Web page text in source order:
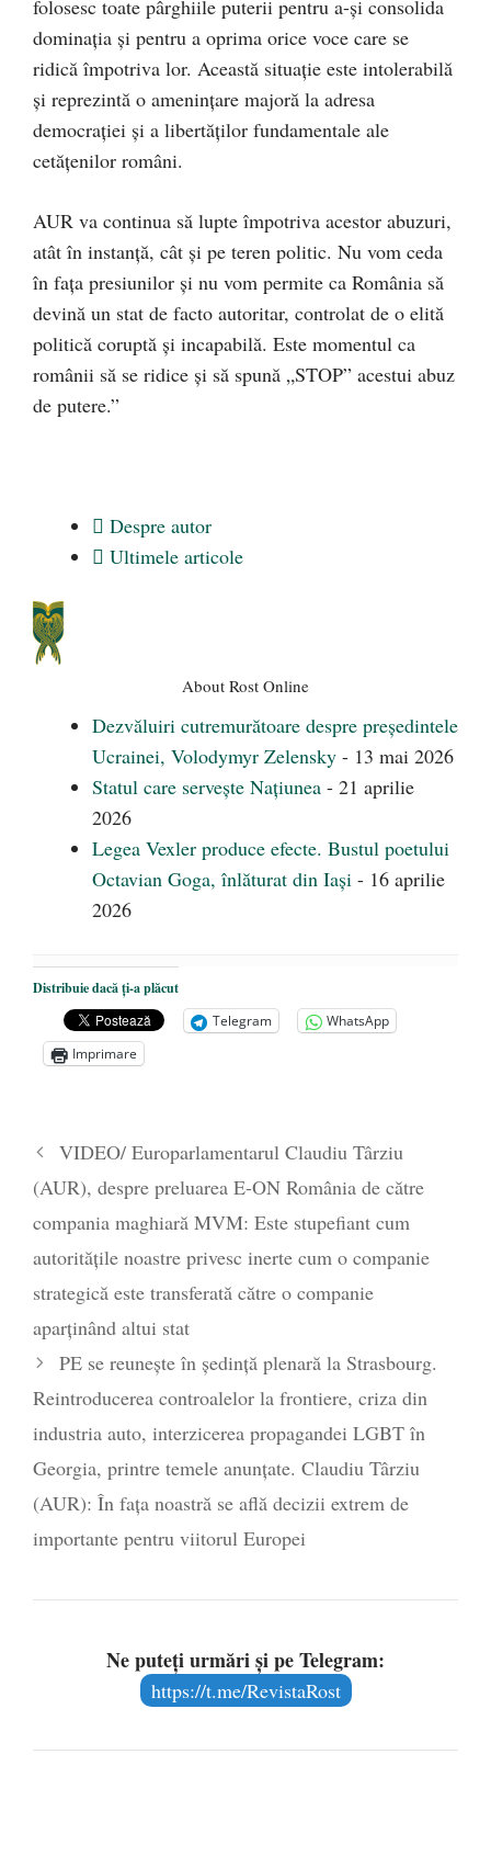
folosesc toate pârghiile puterii pentru a-și consolida
dominația și pentru a oprima orice voce care se
ridică împotriva lor. Această situație este intolerabilă
și reprezintă o amenințare majoră la adresa
democrației și a libertăților fundamentale ale
cetățenilor români.
AUR va continua să lupte împotriva acestor abuzuri,
atât în instanță, cât și pe teren politic. Nu vom ceda
în fața presiunilor și nu vom permite ca România să
devină un stat de facto autoritar, controlat de o elită
politică coruptă și incapabilă. Este momentul ca
românii să se ridice și să spună „STOP” acestui abuz
de putere.”
Despre autor
Ultimele articole
About Rost Online
Dezvăluiri cutremurătoare despre președintele
Ucrainei, Volodymyr Zelensky - 13 mai 2026
Statul care servește Națiunea - 21 aprilie
2026
Legea Vexler produce efecte. Bustul poetului
Octavian Goga, înlăturat din Iași - 16 aprilie
2026
Distribuie dacă ți-a plăcut
Telegram
WhatsApp
Imprimare
VIDEO/ Europarlamentarul Claudiu Târziu
(AUR), despre preluarea E-ON România de către
compania maghiară MVM: Este stupefiant cum
autoritățile noastre privesc inerte cum o companie
strategică este transferată către o companie
aparținând altui stat
PE se reunește în ședință plenară la Strasbourg.
Reintroducerea controalelor la frontiere, criza din
industria auto, interzicerea propagandei LGBT în
Georgia, printre temele anunțate. Claudiu Târziu
(AUR): În fața noastră se află decizii extrem de
importante pentru viitorul Europei
Ne puteți urmări și pe Telegram:
https://t.me/RevistaRost